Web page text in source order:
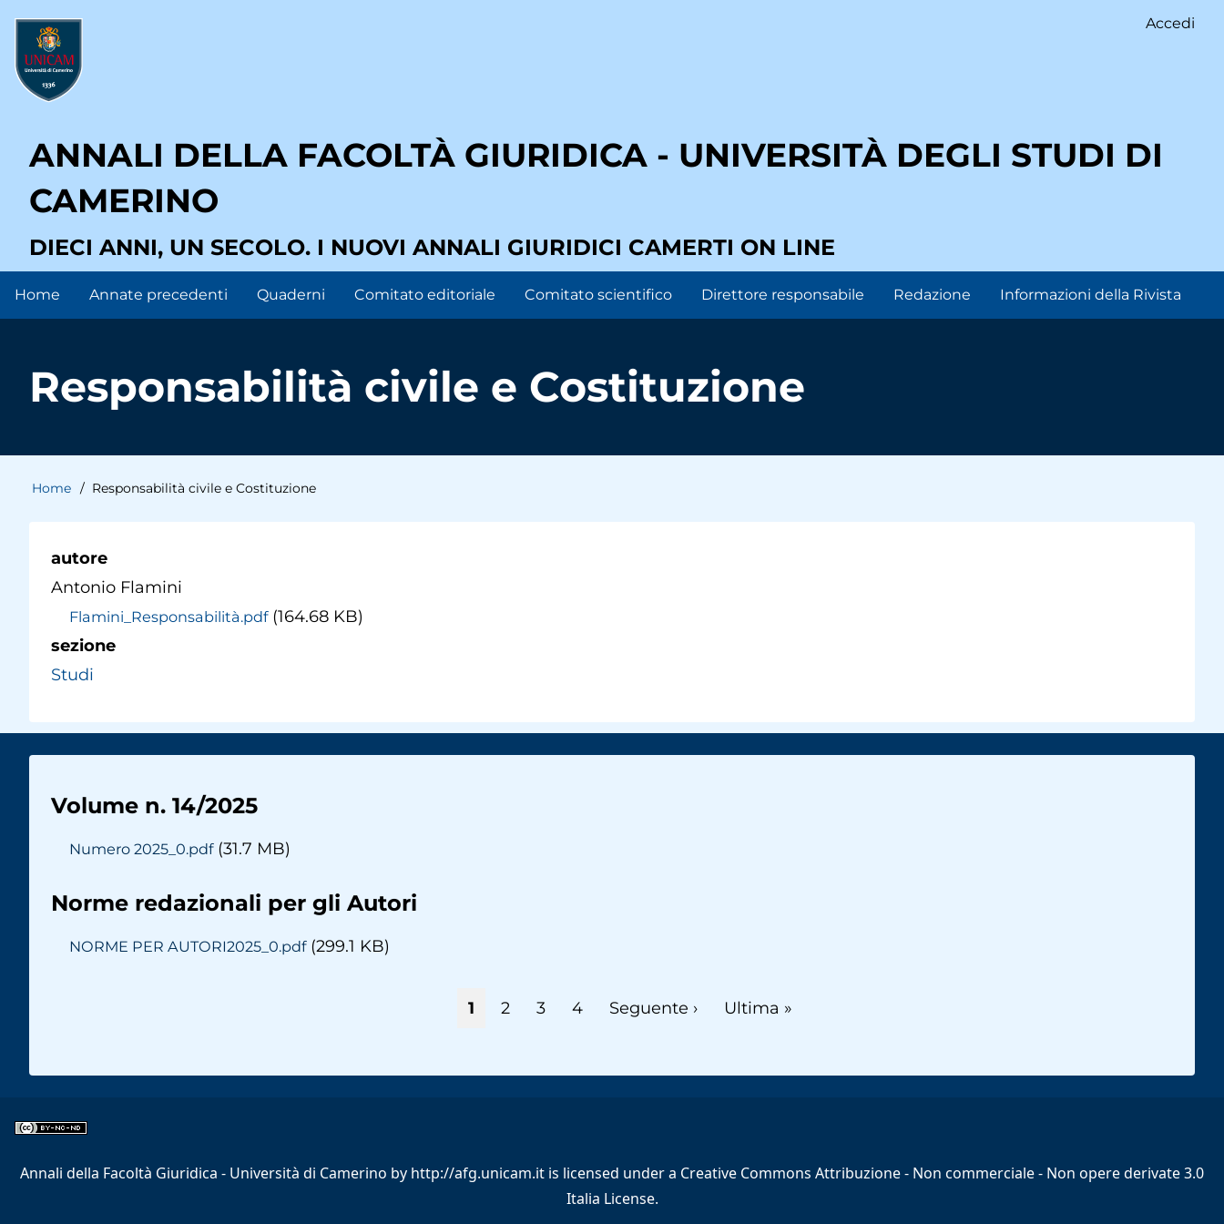
Salta
contenuto
principale
User
account
Accedi
ANNALI DELLA FACOLTÀ GIURIDICA - UNIVERSITÀ DEGLI STUDI DI
CAMERINO
DIECI ANNI, UN SECOLO. I NUOVI ANNALI GIURIDICI CAMERTI ON LINE
Main
Home Annate precedenti Quaderni Comitato editoriale Comitato scientifico Direttore responsabile Redazione Informazioni della Rivista
Responsabilità civile e Costituzione
Briciole
pane
Home Responsabilità civile e Costituzione
autore
Antonio Flamini
Flamini_Responsabilità.pdf (164.68 KB)
sezione
Studi
Volume n. 14/2025
Numero 2025_0.pdf (31.7 MB)
Norme redazionali per gli Autori
NORME PER AUTORI2025_0.pdf (299.1 KB)
Pagina
1 Page
2 Page
3 Page
4
Pagina
Seguente ›
Ultima
Ultima »
Annali della Facoltà Giuridica - Università di Camerino by http://afg.unicam.it is licensed under a Creative Commons Attribuzione - Non commerciale - Non opere derivate 3.0
Italia License.